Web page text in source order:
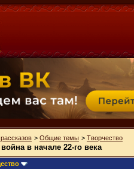
> Общие темы > Творчество
в начале 22-го века